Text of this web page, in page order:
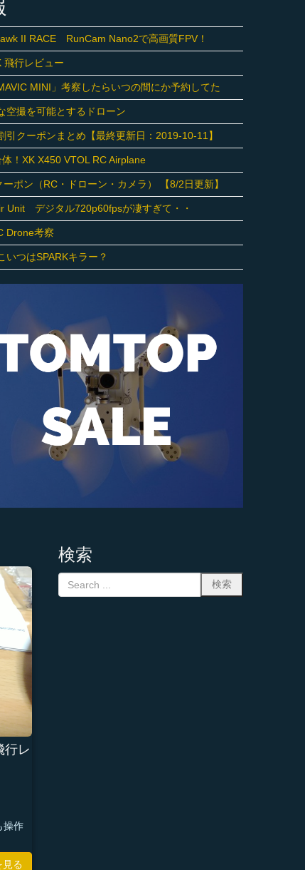
II RACE RunCam Nano2で高画質FPV！
飛行レビュー
MINI」考察したらいつの間にか予約してた
空撮を可能とするドローン
引クーポンまとめ【最終更新日：2019-10-11】
体！XK X450 VTOL RC Airplane
ポン（RC・ドローン・カメラ） 【8/2日更新】
Unit デジタル720p60fpsが凄すぎて・・
Drone考察
つはSPARKキラー？
行レ
操作
見る
検索